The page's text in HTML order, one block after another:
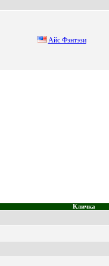
Aйс Фэнтэзи
Кличка